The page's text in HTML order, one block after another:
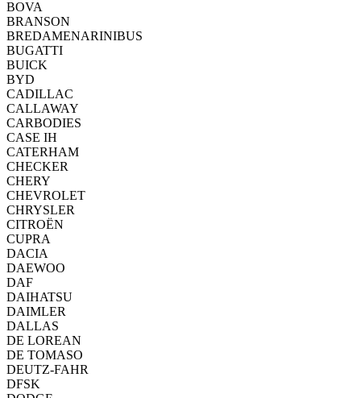
BOVA
BRANSON
BREDAMENARINIBUS
BUGATTI
BUICK
BYD
CADILLAC
CALLAWAY
CARBODIES
CASE IH
CATERHAM
CHECKER
CHERY
CHEVROLET
CHRYSLER
CITROËN
CUPRA
DACIA
DAEWOO
DAF
DAIHATSU
DAIMLER
DALLAS
DE LOREAN
DE TOMASO
DEUTZ-FAHR
DFSK